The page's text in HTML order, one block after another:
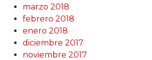
marzo 2018
febrero 2018
enero 2018
diciembre 2017
noviembre 2017